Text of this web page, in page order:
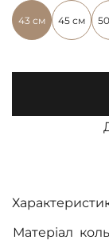
43 см 45 см
Матеріал